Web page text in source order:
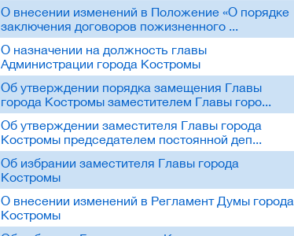
О внесении изменений в Положение «О порядке
заключения договоров пожизненного ...
О назначении на должность главы
Администрации города Костромы
Об утверждении порядка замещения Главы
города Костромы заместителем Главы горо...
Об утверждении заместителя Главы города
Костромы председателем постоянной деп...
Об избрании заместителя Главы города
Костромы
О внесении изменений в Регламент Думы города
Костромы